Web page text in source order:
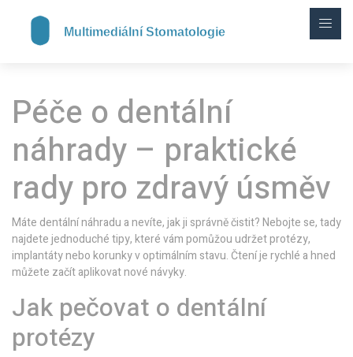
Péče o dentální
náhrady – praktické
rady pro zdravý úsměv
Máte dentální náhradu a nevíte, jak ji správně čistit? Nebojte se, tady
najdete jednoduché tipy, které vám pomůžou udržet protézy,
implantáty nebo korunky v optimálním stavu. Čtení je rychlé a hned
můžete začít aplikovat nové návyky.
Jak pečovat o dentální
protézy